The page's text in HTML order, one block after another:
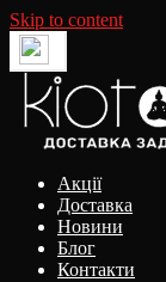
Skip to content
Акції
Доставка
Новини
Блог
Контакти